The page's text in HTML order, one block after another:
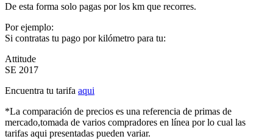
De esta forma solo pagas por los km que recorres.
Por ejemplo:
Si contratas tu pago por kilómetro para tu:
Attitude
SE 2017
Encuentra tu tarifa aqui
*La comparación de precios es una referencia de primas de
mercado,tomada de varios compradores en línea por lo cual las
tarifas aqui presentadas pueden variar.